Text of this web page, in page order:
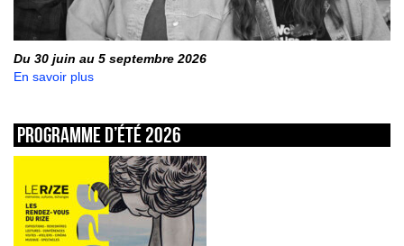
Du 30 juin au 5 septembre 2026
En savoir plus
Programme d’été 2026